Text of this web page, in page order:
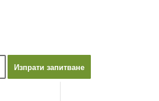
Изпрати запитване